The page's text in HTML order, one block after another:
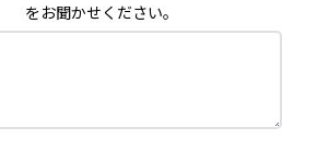
をお聞かせください。